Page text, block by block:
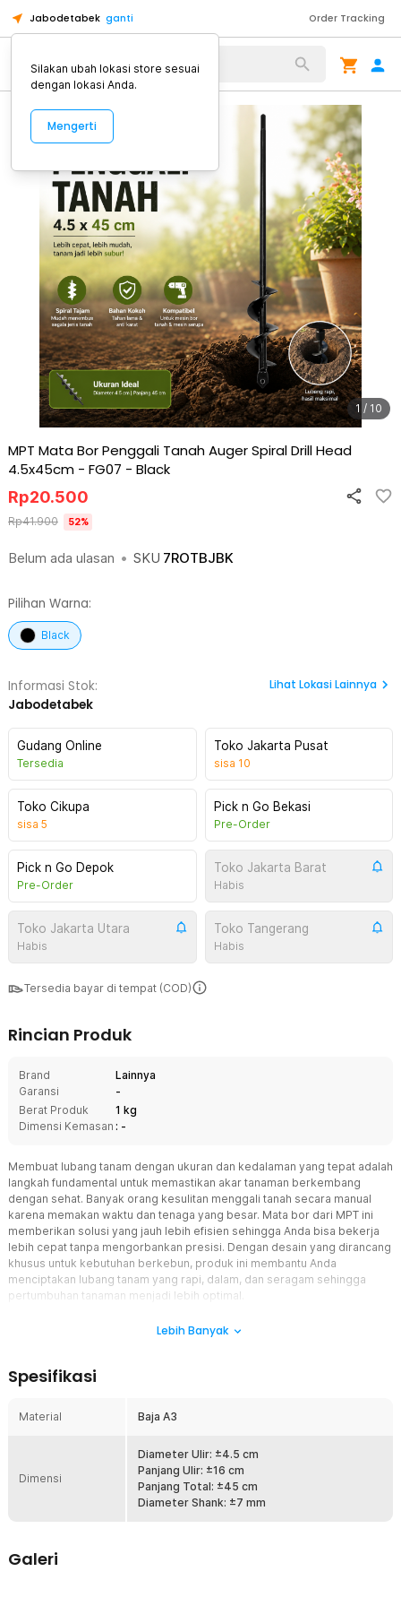
Jabodetabek ganti Order Tracking
Alat Kopi
1 / 10
MPT Mata Bor Penggali Tanah Auger Spiral Drill Head
4.5x45cm - FG07 - Black
Belum ada ulasan • SKU 7ROTBJBK
Rp20.500
Rp41.900 52%
Pilihan Warna:
Black
Informasi Stok:
Jabodetabek
Lihat Lokasi Lainnya
Gudang Online
Tersedia
Toko Jakarta Pusat
sisa 10
Toko Cikupa
sisa 5
Pick n Go Bekasi
Pre-Order
Pick n Go Depok
Pre-Order
Toko Jakarta Barat
Habis
Toko Jakarta Utara
Habis
Toko Tangerang
Habis
Tersedia bayar di tempat (COD)
Rincian Produk
Brand
Lainnya
Garansi
-
Berat Produk
1 kg
Dimensi Kemasan : -
Membuat lubang tanam dengan ukuran dan kedalaman yang tepat adalah
langkah fundamental untuk memastikan akar tanaman berkembang
dengan sehat. Banyak orang kesulitan menggali tanah secara manual
karena memakan waktu dan tenaga yang besar. Mata bor dari MPT ini
memberikan solusi yang jauh lebih efisien sehingga Anda bisa bekerja
lebih cepat tanpa mengorbankan presisi. Dengan desain yang dirancang
khusus untuk kebutuhan berkebun, produk ini membantu Anda
menciptakan lubang tanam yang rapi, dalam, dan seragam sehingga
pertumbuhan tanaman menjadi lebih optimal.
Bentuk spiral pada mata bor ini dirancang untuk mempercepat
rapi. Struktur ulirnya bekerja aktif menarik tanah ke permukaan
sehingga proses penggalian menjadi lebih ringan dan efisien.
tanaman atau memasang pagar dengan lebih cepat tanpa usaha
berlebihan.
maupun tanaman yang membutuhkan kedalaman lebih. Dimensi ini
memungkinkan pekerjaan dilakukan dengan konsisten pada tanah
Lebih Banyak
Spesifikasi
Material Baja A3
Dimensi
Diameter Ulir: ±4.5 cm
Panjang Ulir: ±16 cm
Panjang Total: ±45 cm
Diameter Shank: ±7 mm
Galeri
Silakan ubah lokasi store sesuai
dengan lokasi Anda.
Mengerti